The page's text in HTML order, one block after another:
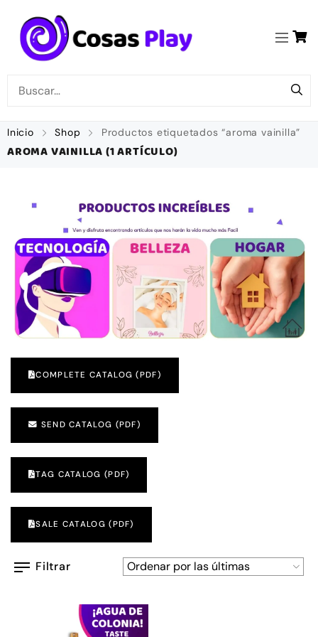
Inicio Shop Productos etiquetados “aroma vainilla”
AROMA VAINILLA(1 ARTÍCULO)
COMPLETE CATALOG (PDF)
SEND CATALOG (PDF)
TAG CATALOG (PDF)
SALE CATALOG (PDF)
Filtrar